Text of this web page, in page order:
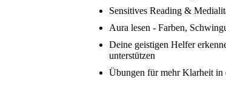
Sensitives Reading &
Aura lesen - Farben,
Deine geistigen Helfer
unterstützen
Übungen für mehr Klarheit in